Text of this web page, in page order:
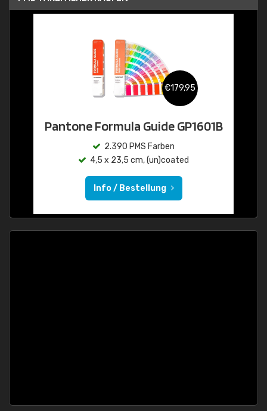
€179,95
Pantone Formula Guide GP1601B
2.390 PMS Farben
4,5 x 23,5 cm, (un)coated
Info / Bestellung